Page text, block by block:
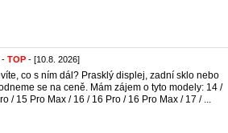
- TOP - [10.8. 2026]
co s ním dál? Prasklý displej, zadní sklo nebo
se na ceně. Mám zájem o tyto modely: 14 /
/ 15 Pro Max / 16 / 16 Pro / 16 Pro Max / 17 / ...